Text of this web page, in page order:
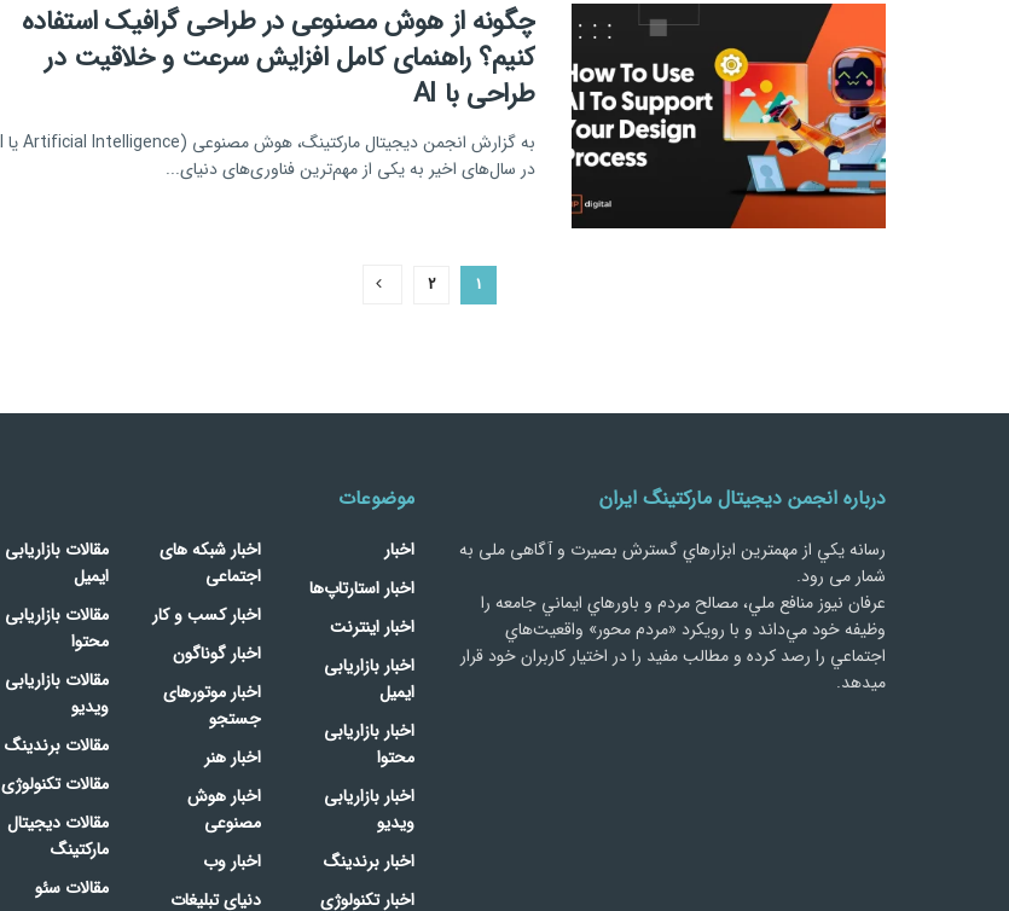
چگونه از هوش مصنوعی در طراحی گرافیک استفاده
کنیم؟ راهنمای کامل افزایش سرعت و خلاقیت در
طراحی با AI
در سال‌های اخیر به یکی از مهم‌ترین فناوری‌های دنیای...
1
2
درباره انجمن دیجیتال مارکتینگ ایران
رسانه يكي از مهمترین ابزارهاي گسترش بصیرت و آگاهی ملی به
شمار می رود.
عرفان نیوز منافع ملي، مصالح مردم و باورهاي ايماني جامعه را
وظيفه خود مي‌داند و با رويكرد «مردم‌ محور» واقعيت‌هاي
اجتماعي را رصد کرده و مطالب مفید را در اختیار کاربران خود قرار
میدهد.
موضوعات
اخبار
اخبار استارتاپ‌ها
اخبار اینترنت
اخبار بازاریابی
ایمیل
اخبار بازاریابی
محتوا
اخبار بازاریابی
ویدیو
اخبار برندینگ
اخبار تکنولوژی
اخبار شبکه های
اجتماعی
اخبار کسب و کار
اخبار گوناگون
اخبار موتورهای
جستجو
اخبار هنر
اخبار هوش
مصنوعی
اخبار وب
دنیای تبلیغات
مقالات بازاریابی
ایمیل
مقالات بازاریابی
محتوا
مقالات بازاریابی
ویدیو
مقالات برندینگ
مقالات تکنولوژی
مقالات دیجیتال
مارکتینگ
مقالات سئو